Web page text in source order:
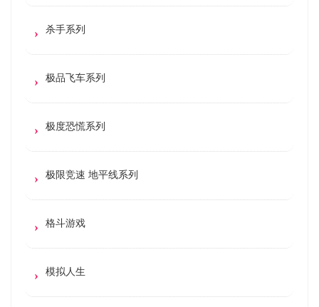
杀手系列
极品飞车系列
极度恐慌系列
极限竞速 地平线系列
格斗游戏
模拟人生